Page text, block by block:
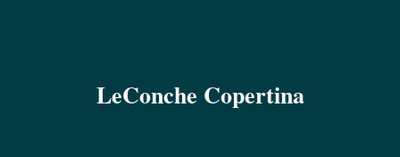
LeConche Copertina